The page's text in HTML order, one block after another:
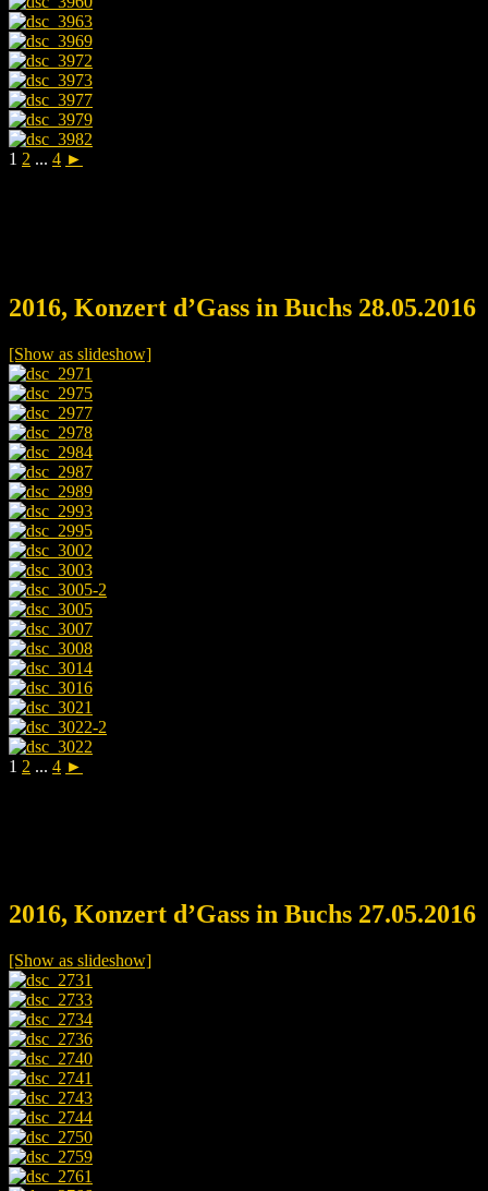
1 2 ... 4 ►
2016, Konzert d’Gass in Buchs 28.05.2016
[Show as slideshow]
1 2 ... 4 ►
2016, Konzert d’Gass in Buchs 27.05.2016
[Show as slideshow]